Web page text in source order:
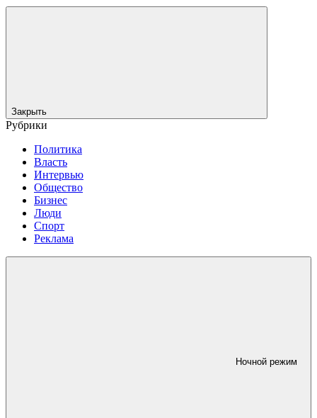
Закрыть
Рубрики
Политика
Власть
Интервью
Общество
Бизнес
Люди
Спорт
Реклама
Ночной режим